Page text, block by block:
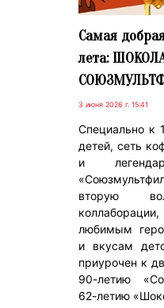
Самая
лета:
3 июня 2026 г. 15:41
Специально к
детей, сеть
и
вторую
любимым
и вкусам
приурочен к
90-летию
62-летию